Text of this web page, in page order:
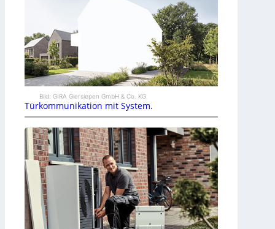
Bild: GIRA Giersiepen GmbH & Co. KG
Türkommunikation mit System.